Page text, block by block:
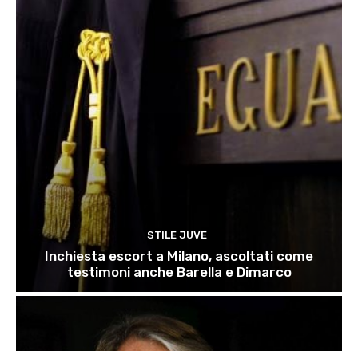
STILE JUVE
Inchiesta escort a Milano, ascoltati come
testimoni anche Barella e Dimarco